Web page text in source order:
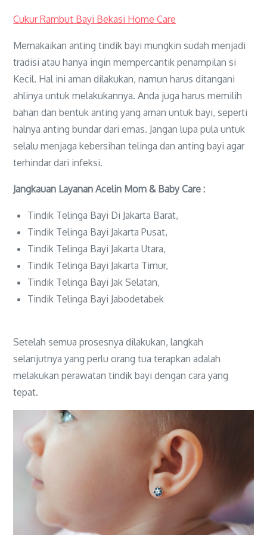
Cukur Rambut Bayi Bekasi Home Care
Memakaikan anting tindik bayi mungkin sudah menjadi
tradisi atau hanya ingin mempercantik penampilan si
Kecil. Hal ini aman dilakukan, namun harus ditangani
ahlinya untuk melakukannya. Anda juga harus memilih
bahan dan bentuk anting yang aman untuk bayi, seperti
halnya anting bundar dari emas. Jangan lupa pula untuk
selalu menjaga kebersihan telinga dan anting bayi agar
terhindar dari infeksi.
Jangkauan Layanan Acelin Mom & Baby Care :
Tindik Telinga Bayi Di Jakarta Barat,
Tindik Telinga Bayi Jakarta Pusat,
Tindik Telinga Bayi Jakarta Utara,
Tindik Telinga Bayi Jakarta Timur,
Tindik Telinga Bayi Jak Selatan,
Tindik Telinga Bayi Jabodetabek
Setelah semua prosesnya dilakukan, langkah
selanjutnya yang perlu orang tua terapkan adalah
melakukan perawatan tindik bayi dengan cara yang
tepat.